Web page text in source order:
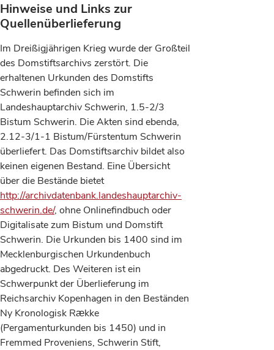
Hinweise und Links zur
Quellenüberlieferung
Im Dreißigjährigen Krieg wurde der Großteil
des Domstiftsarchivs zerstört. Die
erhaltenen Urkunden des Domstifts
Schwerin befinden sich im
Landeshauptarchiv Schwerin, 1.5-2/3
Bistum Schwerin. Die Akten sind ebenda,
2.12-3/1-1 Bistum/Fürstentum Schwerin
überliefert. Das Domstiftsarchiv bildet also
keinen eigenen Bestand. Eine Übersicht
über die Bestände bietet
http://archivdatenbank.landeshauptarchiv-
schwerin.de/, ohne Onlinefindbuch oder
Digitalisate zum Bistum und Domstift
Schwerin. Die Urkunden bis 1400 sind im
Mecklenburgischen Urkundenbuch
abgedruckt. Des Weiteren ist ein
Schwerpunkt der Überlieferung im
Reichsarchiv Kopenhagen in den Beständen
Ny Kronologisk Rӕkke
(Pergamenturkunden bis 1450) und in
Fremmed Proveniens, Schwerin Stift,